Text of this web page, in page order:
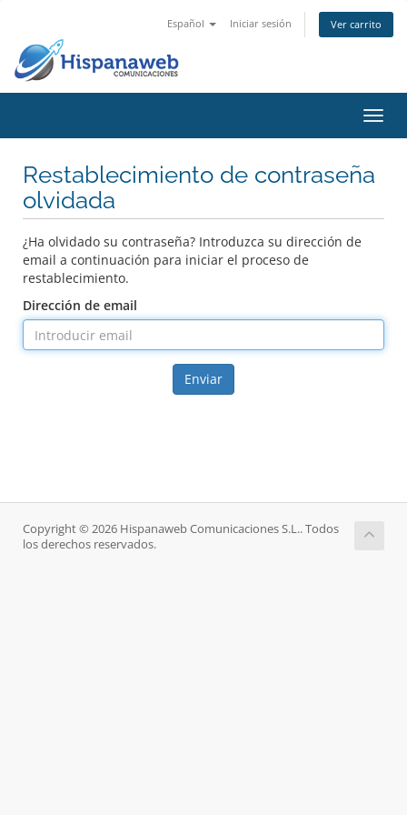
Español Iniciar sesión Ver carrito
Restablecimiento de contraseña
olvidada
¿Ha olvidado su contraseña? Introduzca su dirección de
email a continuación para iniciar el proceso de
restablecimiento.
Dirección de email
Enviar
Copyright © 2026 Hispanaweb Comunicaciones S.L.. Todos
los derechos reservados.